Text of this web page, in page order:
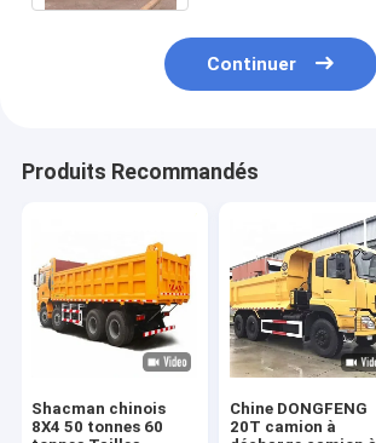
Continuer
Produits Recommandés
Shacman chinois
8X4 50 tonnes 60
Chine DONGFENG
20T camion à